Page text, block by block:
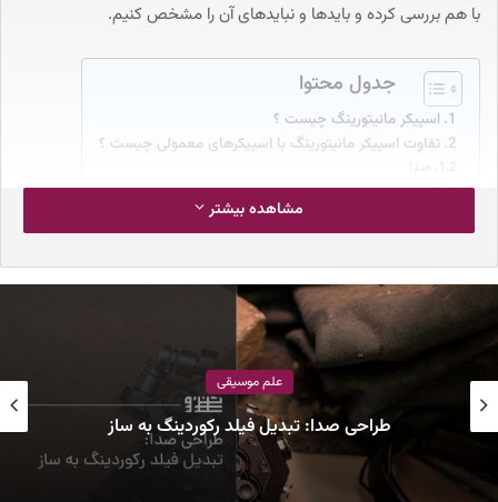
با هم بررسی کرده و بایدها و نبایدهای آن را مشخص کنیم.
جدول محتوا
اسپیکر مانیتورینگ چیست ؟‌
تفاوت‌ اسپیکر مانیتورینگ با اسپیکرهای معمولی چیست ؟
امپلی‌فایر
نکات مهم در استفاده و نگهداری از اسپیکر مانیتورینگ
۲- اسپیکر را با زاویه‌ای درست از گوش‌های خود قرار دهید
۳- ارتفاع اسپیکر مانیتورینگ
۴- قرارگیری در مکانی دور از دیوارها
۵- قطعات با رزونانس بالا را از اسپیکر دور کنید
۱۰- اسپیکر مانیتورینگ در برابر نوسان برق
مشاهده بیشتر
علم موسیقی
طراحی صدا: تبدیل فیلد رکوردینگ به ساز